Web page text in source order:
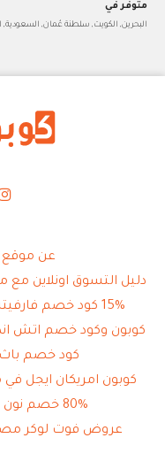
متوفر في
البحرين, الكويت, سلطنة عُمان, السعودية,
عن موقع
دليل التسوق اونلاين مع
15% كود خصم فارفيتش - farfetch كود خصم في مصر
كوبون وكود خصم اتش
كود خصم
كوبون امريكان ايجل في
80% خصم نون مع كود خصم نون في مصر
عروض فوت لوكر مصر